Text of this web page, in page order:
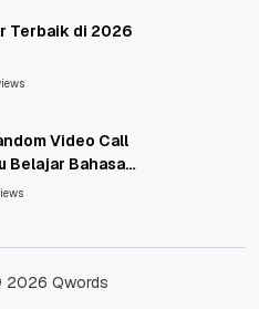
Terbaik di 2026
Video Call
Belajar Bahasa
2026 Qwords